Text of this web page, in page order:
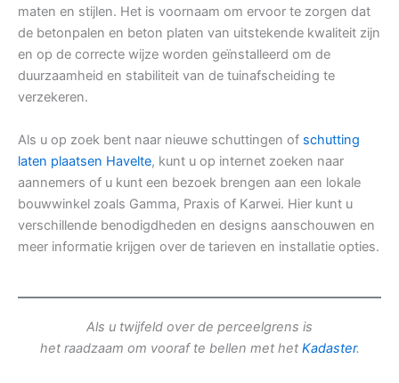
maten en stijlen. Het is voornaam om ervoor te zorgen dat
de betonpalen en beton platen van uitstekende kwaliteit zijn
en op de correcte wijze worden geïnstalleerd om de
duurzaamheid en stabiliteit van de tuinafscheiding te
verzekeren.
Als u op zoek bent naar nieuwe schuttingen of schutting
laten plaatsen Havelte, kunt u op internet zoeken naar
aannemers of u kunt een bezoek brengen aan een lokale
bouwwinkel zoals Gamma, Praxis of Karwei. Hier kunt u
verschillende benodigdheden en designs aanschouwen en
meer informatie krijgen over de tarieven en installatie opties.
Als u twijfeld over de perceelgrens is
het raadzaam om vooraf te bellen met het Kadaster.